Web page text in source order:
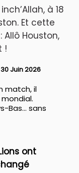
à 18
Et cette
Houston,
!
Juin 2026
match, il
Bas… sans
ont